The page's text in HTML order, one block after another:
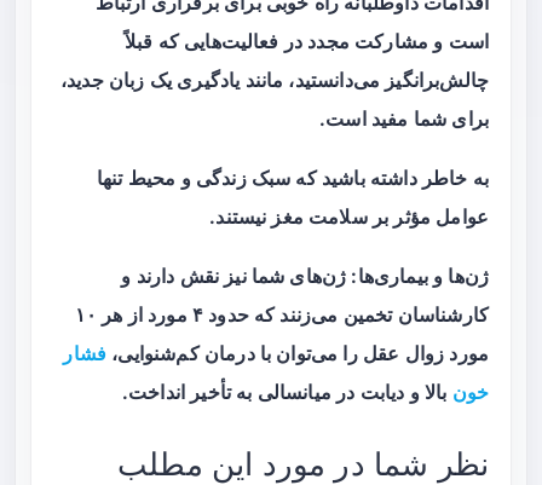
است و مشارکت مجدد در فعالیت‌هایی که قبلاً
چالش‌برانگیز می‌دانستید، مانند یادگیری یک زبان جدید،
برای شما مفید است.
به خاطر داشته باشید که سبک زندگی و محیط تنها
عوامل مؤثر بر سلامت مغز نیستند.
ژن‌ها و بیماری‌ها: ژن‌های شما نیز نقش دارند و
کارشناسان تخمین می‌زنند که حدود ۴ مورد از هر ۱۰
مورد زوال عقل را می‌توان با درمان کم‌شنوایی، فشار
خون بالا و دیابت در میانسالی به تأخیر انداخت.
نظر شما در مورد این مطلب